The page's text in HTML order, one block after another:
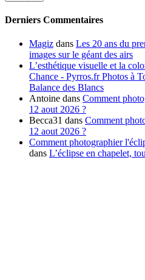
Derniers Commentaires
Magiz dans Les 20 ans du
images sur le géant des airs
L’esthétique visuelle et la
Chance - Pyrros.fr Photos à
Balance des Blancs
Antoine dans Comment
12 aout 2026 ?
Becca31 dans Comment
12 aout 2026 ?
Comment photographier
dans L’éclipse en chapelet,